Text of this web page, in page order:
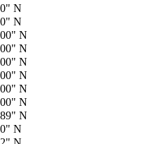
N
N
N
N
N
N
N
N
N
N